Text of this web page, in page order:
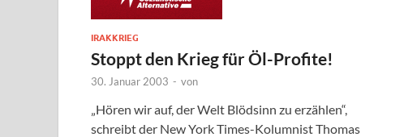
IRAKKRIEG
Stoppt den Krieg für Öl-Profite!
30. Januar 2003 - von
„Hören wir auf, der Welt Blödsinn zu erzählen“,
schreibt der New York Times-Kolumnist Thomas